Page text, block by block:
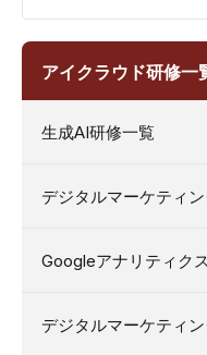
アイクラウド研修一
生成AI研修一覧
デジタルマーケティ
Googleアナリティク
デジタルマーケティ